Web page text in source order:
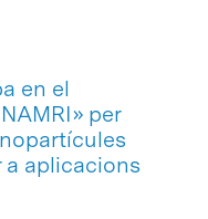
en el
per
a aplicacions